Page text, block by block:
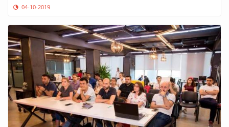
04-10-2019